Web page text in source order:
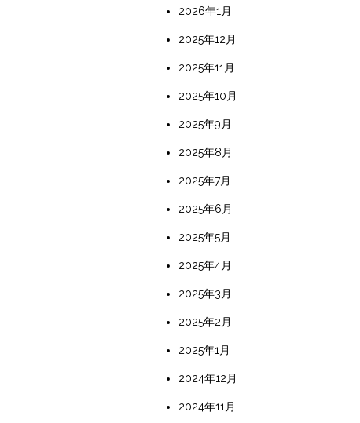
2026年1月
2025年12月
2025年11月
2025年10月
2025年9月
2025年8月
2025年7月
2025年6月
2025年5月
2025年4月
2025年3月
2025年2月
2025年1月
2024年12月
2024年11月